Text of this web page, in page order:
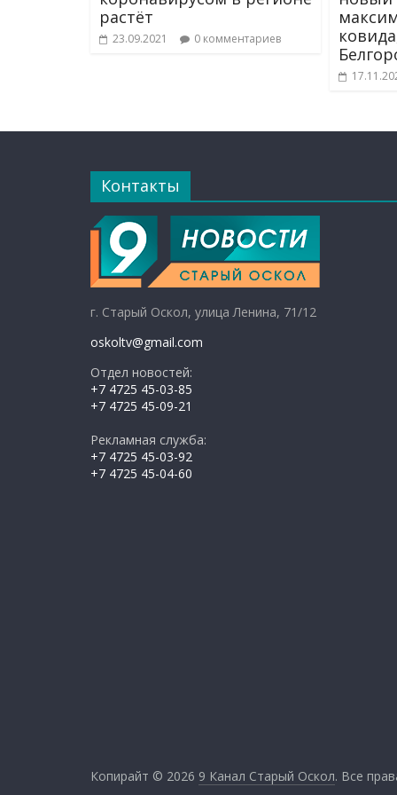
растёт
23.09.2021 0 комментариев
Контакты
г. Старый Оскол, улица Ленина, 71/12
oskoltv@gmail.com
Отдел новостей:
+7 4725 45-03-85
+7 4725 45-09-21
Рекламная служба:
+7 4725 45-03-92
+7 4725 45-04-60
Копирайт © 2026 9 Канал Старый Оскол. Все